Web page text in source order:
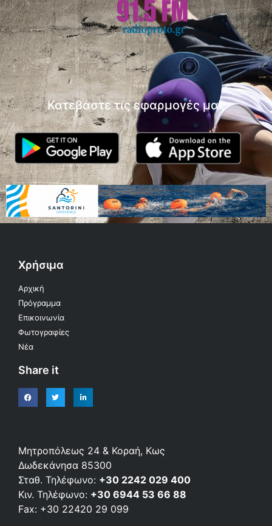
Κατεβάστε τις εφαρμογές μας
Χρήσιμα
Αρχική
Πρόγραμμα
Επικοινωνία
Φωτογραφίες
Νέα
Share it
Μητροπόλεως 24 & Κοραή, Κως
Δωδεκάνησα 85300
Σταθ. Τηλέφωνο: +30 2242 029 400
Κιν. Τηλέφωνο: +30 6944 53 66 88
Fax: +30 22420 29 099